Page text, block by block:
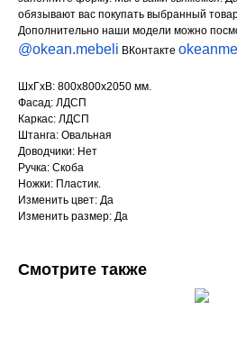
обязывают вас покупать выбранный
Дополнительно наши модели можно
@okean.mebeli ВКонтакте
ШхГхВ: 800х800х2050 мм.
Фасад: ЛДСП
Каркас: ЛДСП
Штанга: Овальная
Доводчики: Нет
Ручка: Скоба
Ножки: Пластик.
Изменить цвет: Да
Изменить размер: Да
Смотрите также